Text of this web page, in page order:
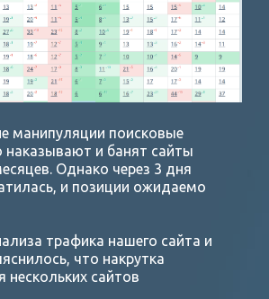
манипуляции поисковые
наказывают и банят сайты
Однако через 3 дня
и позиции ожидаемо
трафика нашего сайта и
что накрутка
нескольких сайтов